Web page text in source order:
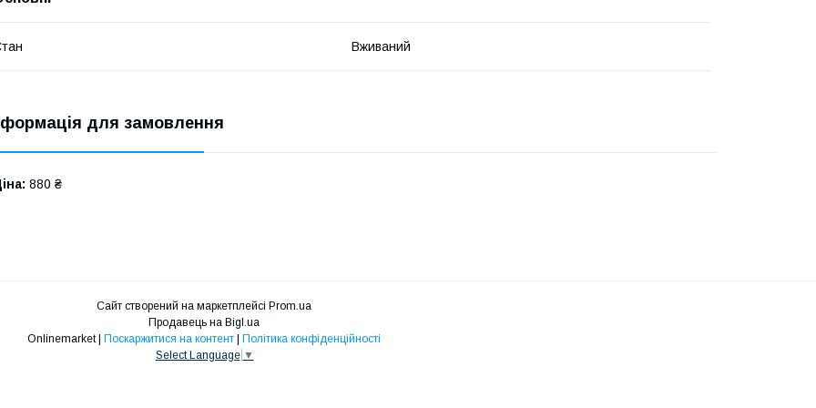
Вживаний
для замовлення
880 ₴
Сайт створений на маркетплейсі Prom.ua
Продавець на Bigl.ua
Onlinemarket | Поскаржитися на контент | Політика конфіденційності
Select Language ▼